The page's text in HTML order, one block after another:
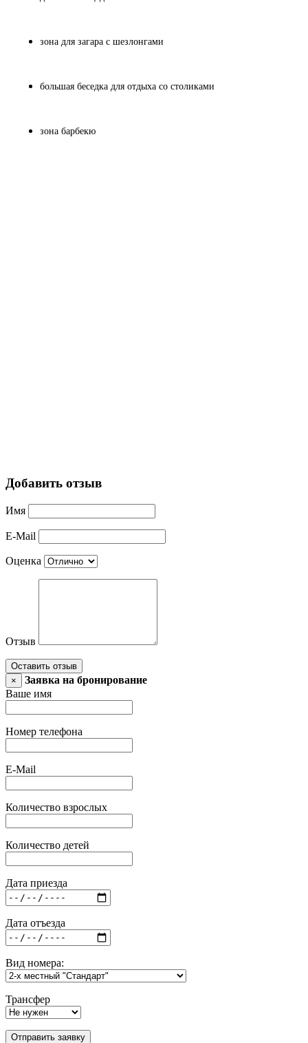
зона для загара с шезлонгами
большая беседка для отдыха со столиками
зона барбекю
Добавить отзыв
Имя
E-Mail
Оценка
Отзыв
Оставить отзыв
×
Заявка на бронирование
Ваше имя
Номер телефона
E-Mail
Количество взрослых
Количество детей
Дата приезда
Дата отъезда
Вид номера:
Трансфер
Отправить заявку